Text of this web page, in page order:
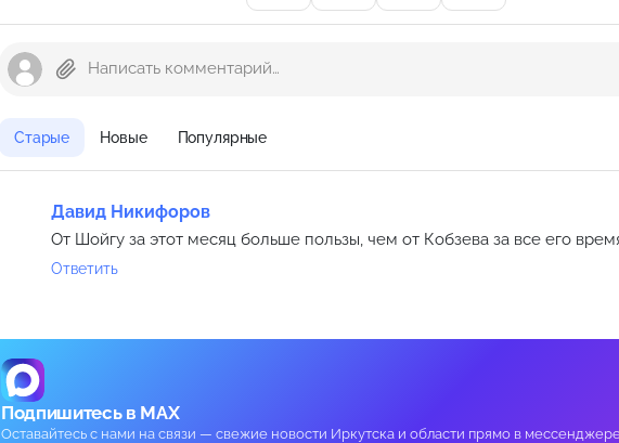
Старые Новые Популярные
Давид Никифоров
От Шойгу за этот месяц больше пользы, чем от Кобзева за все его
Ответить
Подпишитесь в MAX
Оставайтесь с нами на связи — свежие новости Иркутска и области прямо в